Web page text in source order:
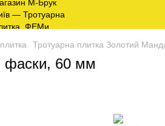
Тротуарна плитка Золотий
фаски, 60 мм